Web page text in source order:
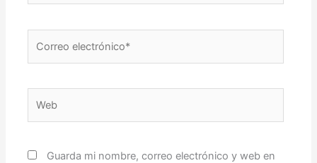
electrónico*
Guarda mi nombre, correo electrónico y web en